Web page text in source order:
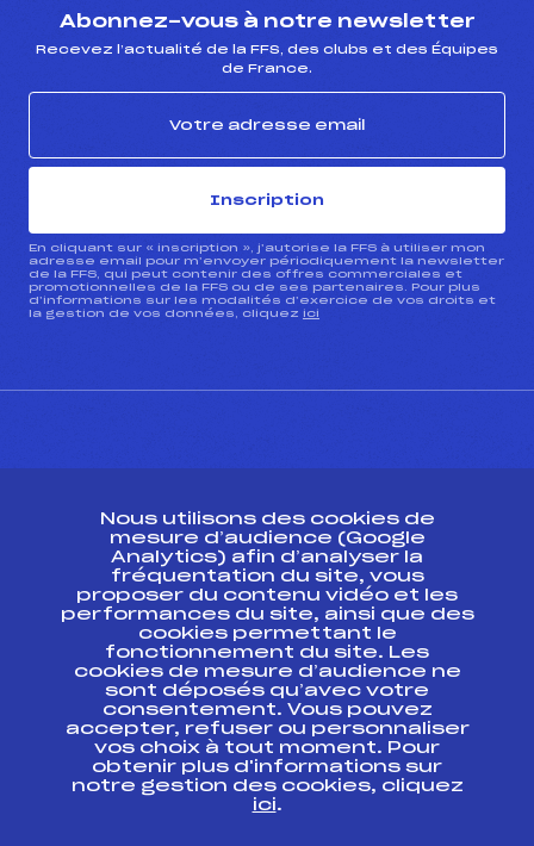
Abonnez-vous à notre newsletter
Recevez l’actualité de la FFS, des clubs et des Équipes
de France.
Inscription
En cliquant sur « inscription », j’autorise la FFS à utiliser mon
adresse email pour m’envoyer périodiquement la newsletter
de la FFS, qui peut contenir des offres commerciales et
promotionnelles de la FFS ou de ses partenaires. Pour plus
d’informations sur les modalités d’exercice de vos droits et
la gestion de vos données, cliquez ici
Ressources
Pass’Neige
Projet sportif fédéral
Projet de performance fédéral
Antidopage
Pôle Développement, Formation, Suivi
Scientifique
Listes ministérielles
Pôle vie de l’athlète
Enseignement professionnel
Nous utilisons des cookies de
mesure d’audience (Google
Analytics) afin d’analyser la
fréquentation du site, vous
proposer du contenu vidéo et les
performances du site, ainsi que des
cookies permettant le
fonctionnement du site. Les
cookies de mesure d’audience ne
sont déposés qu’avec votre
consentement. Vous pouvez
accepter, refuser ou personnaliser
vos choix à tout moment. Pour
obtenir plus d'informations sur
notre gestion des cookies, cliquez
ici.